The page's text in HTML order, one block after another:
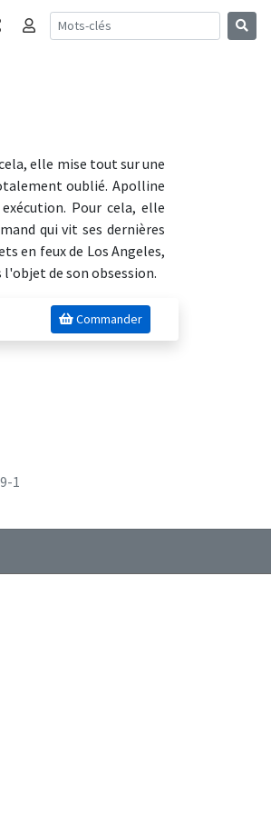
Connexion
elle mise tout sur une
oublié. Apolline
Pour cela, elle
qui vit ses dernières
en feux de Los Angeles,
l'objet de son obsession.
Commander
1